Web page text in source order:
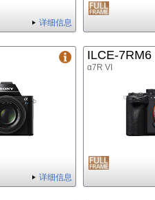
详细信息
详细信息
ILCE-7RM6
α7R VI